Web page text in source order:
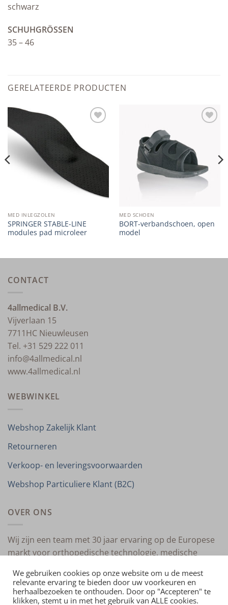
schwarz
SCHUHGRÖSSEN
35 – 46
GERELATEERDE PRODUCTEN
MED INLEGZOLEN
SPRINGER STABLE-LINE
modules pad microleer
MED SCHOEN
BORT-verbandschoen, open
model
CONTACT
4allmedical B.V.
Vijverlaan 15
7711HC Nieuwleusen
Tel. +31 529 222 011
info@4allmedical.nl
www.4allmedical.nl
WEBWINKEL
Webshop Zakelijk Klant
Retourneren
Verkoop- en leveringsvoorwaarden
Webshop Particuliere Klant (B2C)
OVER ONS
Wij zijn een team met 30 jaar ervaring op de Europese
markt voor orthopedische technologie, medische
We gebruiken cookies op onze website om u de meest
relevante ervaring te bieden door uw voorkeuren en
herhaalbezoeken te onthouden. Door op "Accepteren" te
klikken, stemt u in met het gebruik van ALLE cookies.